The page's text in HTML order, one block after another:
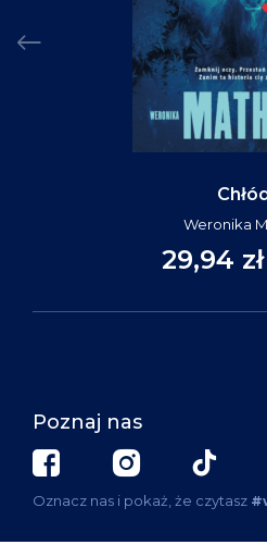
Weronika
29,94 zł
Poznaj nas
Oznacz nas i pokaż, że czytasz